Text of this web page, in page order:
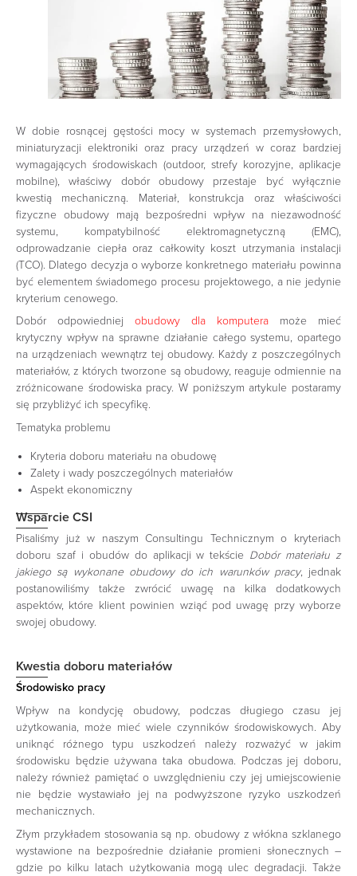
W dobie rosnącej gęstości mocy w systemach przemysłowych,
miniaturyzacji elektroniki oraz pracy urządzeń w coraz bardziej
wymagających środowiskach (outdoor, strefy korozyjne, aplikacje
mobilne), właściwy dobór obudowy przestaje być wyłącznie
kwestią mechaniczną. Materiał, konstrukcja oraz właściwości
fizyczne obudowy mają bezpośredni wpływ na niezawodność
systemu, kompatybilność elektromagnetyczną (EMC),
odprowadzanie ciepła oraz całkowity koszt utrzymania instalacji
(TCO). Dlatego decyzja o wyborze konkretnego materiału powinna
być elementem świadomego procesu projektowego, a nie jedynie
kryterium cenowego.
Dobór odpowiedniej obudowy dla komputera może mieć
krytyczny wpływ na sprawne działanie całego systemu, opartego
na urządzeniach wewnątrz tej obudowy. Każdy z poszczególnych
materiałów, z których tworzone są obudowy, reaguje odmiennie na
zróżnicowane środowiska pracy. W poniższym artykule postaramy
się przybliżyć ich specyfikę.
Tematyka problemu
Kryteria doboru materiału na obudowę
Zalety i wady poszczególnych materiałów
Aspekt ekonomiczny
Wsparcie CSI
Pisaliśmy już w naszym Consultingu Technicznym o kryteriach
doboru szaf i obudów do aplikacji w tekście Dobór materiału z
jakiego są wykonane obudowy do ich warunków pracy, jednak
postanowiliśmy także zwrócić uwagę na kilka dodatkowych
aspektów, które klient powinien wziąć pod uwagę przy wyborze
swojej obudowy.
Kwestia doboru materiałów
Środowisko pracy
Wpływ na kondycję obudowy, podczas długiego czasu jej
użytkowania, może mieć wiele czynników środowiskowych. Aby
uniknąć różnego typu uszkodzeń należy rozważyć w jakim
środowisku będzie używana taka obudowa. Podczas jej doboru,
należy również pamiętać o uwzględnieniu czy jej umiejscowienie
nie będzie wystawiało jej na podwyższone ryzyko uszkodzeń
mechanicznych.
Złym przykładem stosowania są np. obudowy z włókna szklanego
wystawione na bezpośrednie działanie promieni słonecznych –
gdzie po kilku latach użytkowania mogą ulec degradacji. Także